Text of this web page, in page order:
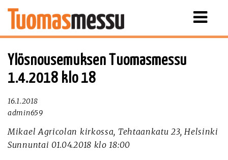
Näytä
Ylösnousemuksen Tuomasmessu
1.4.2018 klo 18
16.1.2018
admin659
Mikael Agricolan kirkossa, Tehtaankatu 23, Helsinki
Sunnuntai 01.04.2018 klo 18:00